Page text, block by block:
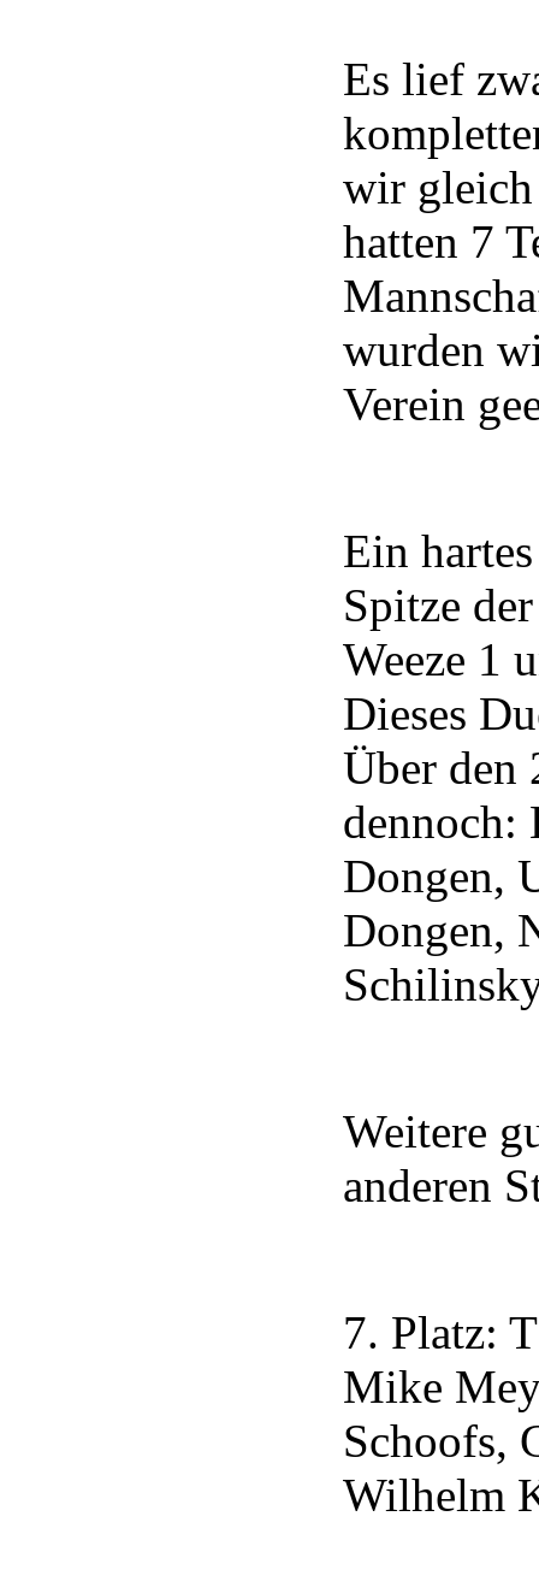
Es lief
wir gleich
hatten 7
wurden
Verein
Ein
Spitze
Weeze 1
Dieses
Über den
dennoch:
Dongen,
Dongen,
Weitere
anderen
7. Platz:
Mike
Schoofs,
Wilhelm